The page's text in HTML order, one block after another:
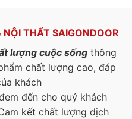
THẤT SAIGONDOOR
lượng cuộc sống thông
chất lượng cao, đáp
khách
đến cho quý khách
kết chất lượng dịch